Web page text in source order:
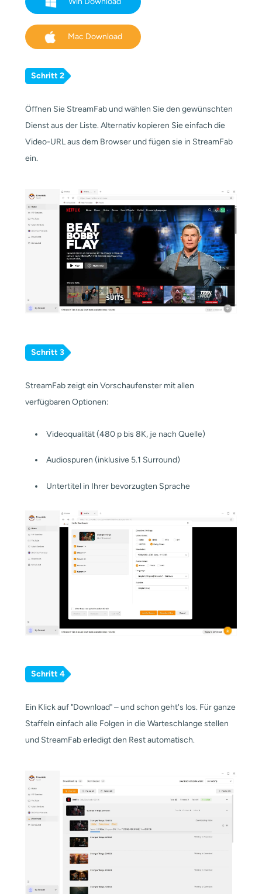
Mac Download
Schritt 2
Öffnen Sie StreamFab und wählen Sie den gewünschten
Dienst aus der Liste. Alternativ kopieren Sie einfach die
Video-URL aus dem Browser und fügen sie in StreamFab
ein.
Schritt 3
StreamFab zeigt ein Vorschaufenster mit allen
verfügbaren Optionen:
Videoqualität (480 p bis 8K, je nach Quelle)
Audiospuren (inklusive 5.1 Surround)
Untertitel in Ihrer bevorzugten Sprache
Schritt 4
Ein Klick auf "Download" – und schon geht's los. Für ganze
Staffeln einfach alle Folgen in die Warteschlange stellen
und StreamFab erledigt den Rest automatisch.